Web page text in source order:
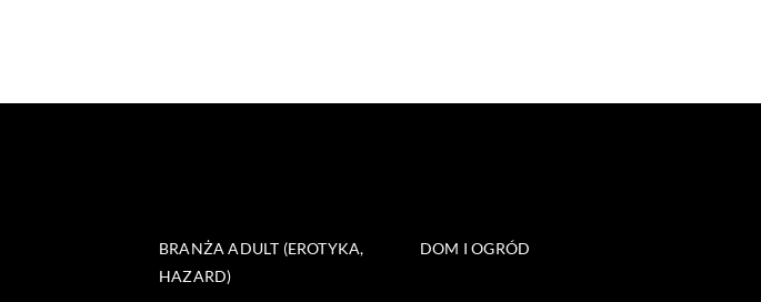
BRANŻA ADULT (EROTYKA,
HAZARD)
DOM I OGRÓD